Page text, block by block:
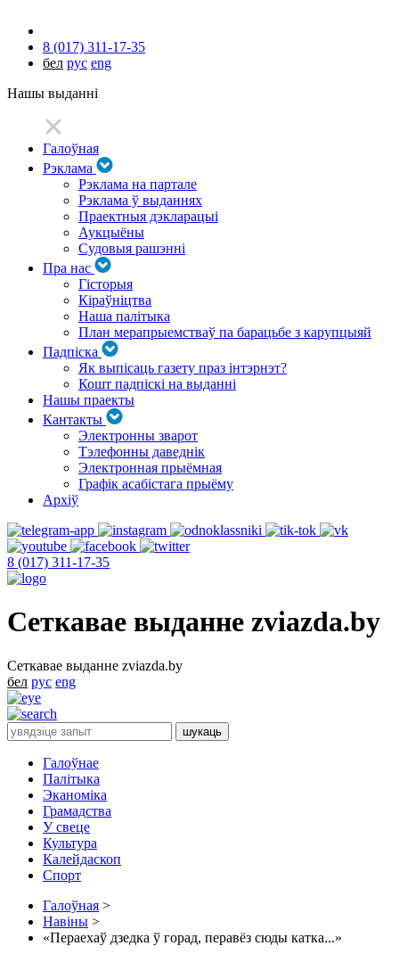
8 (017) 311-17-35
бел рус eng
Нашы выданні
Галоўная
Рэклама
Рэклама на партале
Рэклама ў выданнях
Праектныя дэкларацыі
Аукцыёны
Судовыя рашэнні
Пра нас
Гісторыя
Кіраўніцтва
Наша палітыка
План мерапрыемстваў па барацьбе з карупцыяй
Падпіска
Як выпісаць газету праз інтэрнэт?
Кошт падпіскі на выданні
Нашы праекты
Кантакты
Электронны зварот
Тэлефонны даведнік
Электронная прыёмная
Графік асабістага прыёму
Архіў
8 (017) 311-17-35
Сеткавае выданне zviazda.by
Сеткавае выданне zviazda.by
бел рус eng
Галоўнае
Палітыка
Эканоміка
Грамадства
У свеце
Культура
Калейдаскоп
Спорт
Галоўная >
Навіны >
«Пераехаў дзедка ў горад, перавёз сюды катка...»